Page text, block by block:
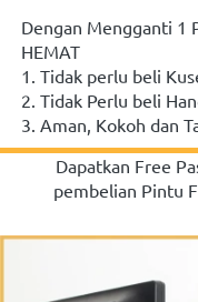
Dengan Mengganti 1
HEMAT
1. Tidak perlu beli
2. Tidak Perlu beli
3. Aman, Kokoh dan
Dapatkan Free
pembelian Pintu